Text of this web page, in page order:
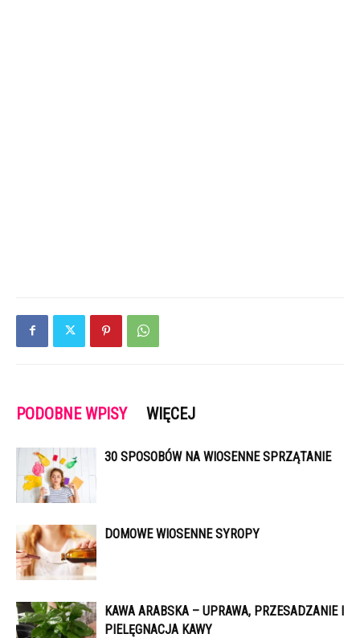
PODOBNE WPISY WIĘCEJ
30 SPOSOBÓW NA WIOSENNE SPRZĄTANIE
DOMOWE WIOSENNE SYROPY
KAWA ARABSKA – UPRAWA, PRZESADZANIE I
PIELĘGNACJA KAWY